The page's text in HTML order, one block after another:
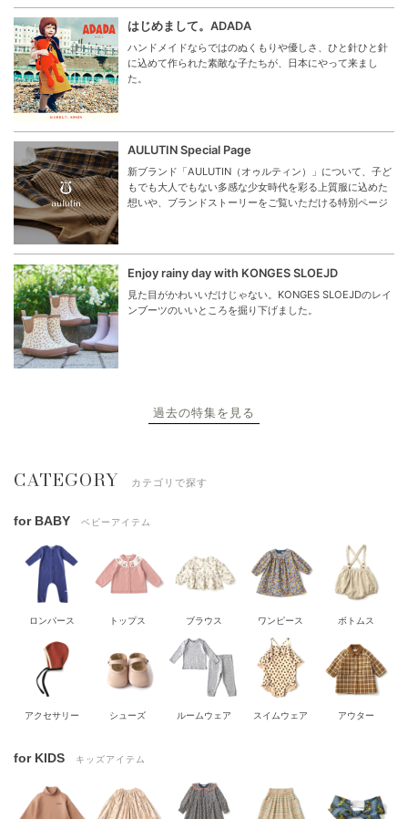
はじめまして。ADADA
ハンドメイドならではのぬくもりや優しさ、ひと針ひと針
に込めて作られた素敵な子たちが、日本にやって来まし
た。
AULUTIN Special Page
新ブランド「AULUTIN（オゥルティン）」について、子ど
もでも大人でもない多感な少女時代を彩る上質服に込めた
想いや、ブランドストーリーをご覧いただける特別ページ
Enjoy rainy day with KONGES SLOEJD
見た目がかわいいだけじゃない。KONGES SLOEJDのレイ
ンブーツのいいところを掘り下げました。
過去の特集を見る
CATEGORY カテゴリで探す
for BABY ベビーアイテム
ロンパース トップス ブラウス ワンピース ボトムス
アクセサリー シューズ ルームウェア スイムウェア アウター
for KIDS キッズアイテム